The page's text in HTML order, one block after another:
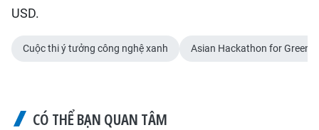
USD.
Cuộc thi ý tưởng công nghệ xanh Asian Hackathon for Green
CÓ THỂ BẠN QUAN TÂM